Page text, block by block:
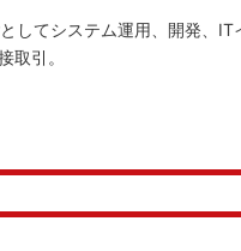
してシステム運用、開発、
取引。